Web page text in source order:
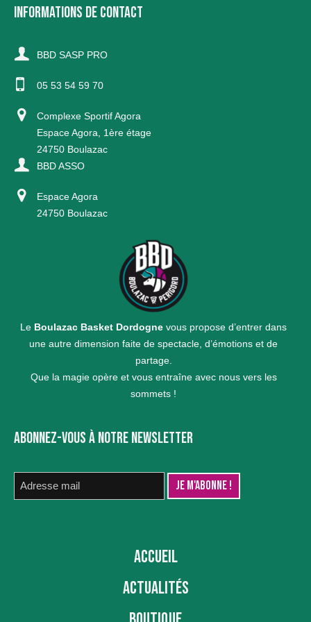
INFORMATIONS DE CONTACT
BBD SASP PRO
05 53 54 59 70
Complexe Sportif Agora
Espace Agora, 1ère étage
24750 Boulazac
BBD ASSO
Espace Agora
24750 Boulazac
Le Boulazac Basket Dordogne vous propose d’entrer dans
une autre dimension faite de spectacle, d’émotions et de
partage.
Que la magie opère et vous entraîne avec nous vers les
sommets !
ABONNEZ-VOUS À NOTRE NEWSLETTER
ACCUEIL
ACTUALITÉS